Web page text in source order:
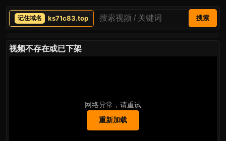
ks71c83.top 搜索
视频不存在或已下架
网络异常，请重试
重新加载